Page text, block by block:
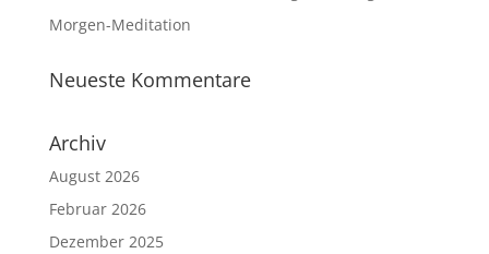
Morgen-Meditation
Neueste Kommentare
Archiv
August 2026
Februar 2026
Dezember 2025